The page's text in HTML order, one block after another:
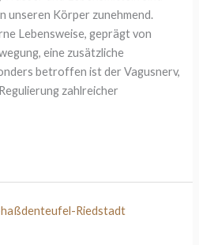
unseren Körper zunehmend.
Lebensweise, geprägt von
eine zusätzliche
betroffen ist der Vagusnerv,
zahlreicher